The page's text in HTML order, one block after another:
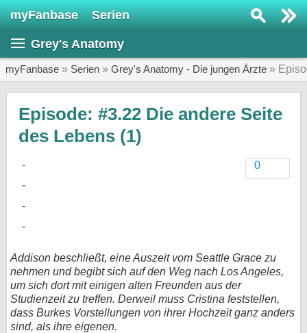
myFanbase Serien
Grey's Anatomy
myFanbase » Serien » Grey's Anatomy - Die jungen Ärzte »
Episode: #3.22 Die andere Seite
des Lebens (1)
0
Addison beschließt, eine Auszeit vom Seattle Grace zu
nehmen und begibt sich auf den Weg nach Los Angeles,
um sich dort mit einigen alten Freunden aus der
Studienzeit zu treffen. Derweil muss Cristina feststellen,
dass Burkes Vorstellungen von ihrer Hochzeit ganz anders
sind, als ihre eigenen.
SERIEN
Kolumnen
Interviews
Gewinnspiele
Forum